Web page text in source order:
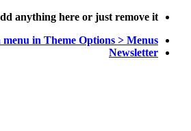
پرش
محتوا
anything here or just remove it...
menu in Theme Options > Menus
Newsletter